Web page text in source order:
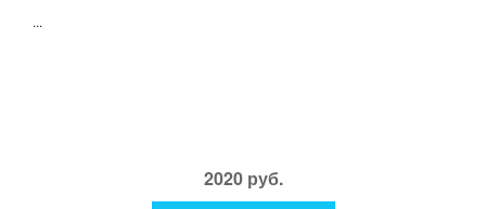
...
2020 руб.